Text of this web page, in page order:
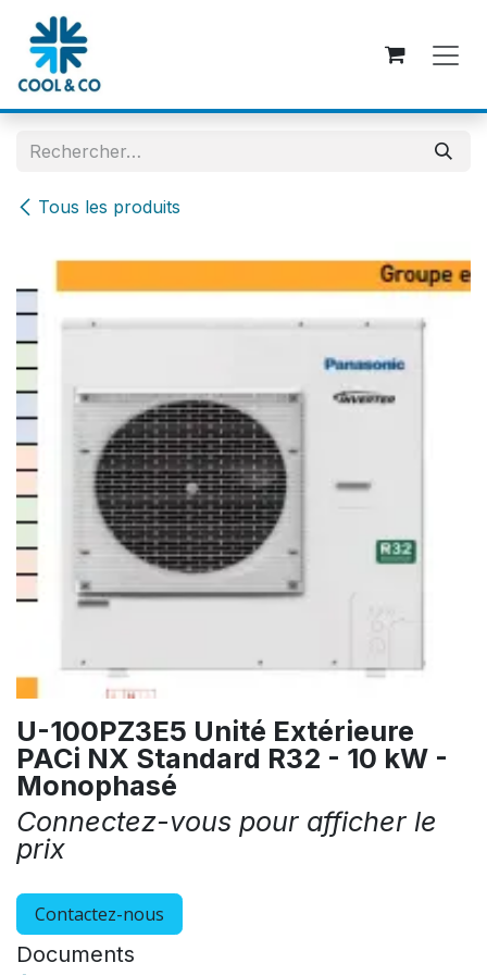
Se rendre au contenu
Tous les produits
U-100PZ3E5 Unité Extérieure
PACi NX Standard R32 - 10 kW -
Monophasé
Connectez-vous pour afficher le
prix
Contactez-nous
Documents